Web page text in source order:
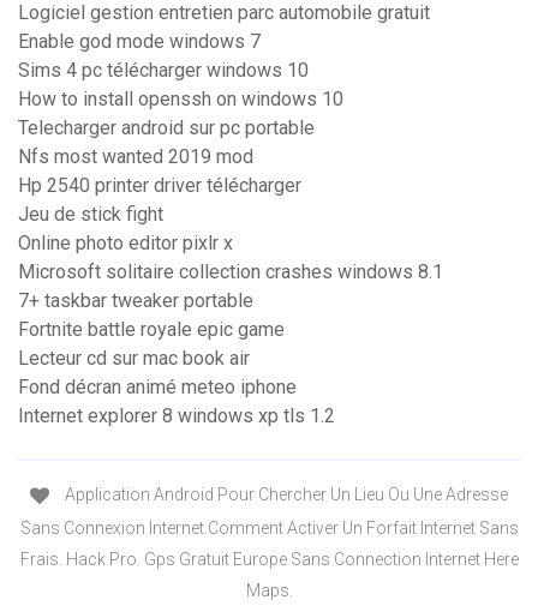
Logiciel gestion entretien parc automobile gratuit
Enable god mode windows 7
Sims 4 pc télécharger windows 10
How to install openssh on windows 10
Telecharger android sur pc portable
Nfs most wanted 2019 mod
Hp 2540 printer driver télécharger
Jeu de stick fight
Online photo editor pixlr x
Microsoft solitaire collection crashes windows 8.1
7+ taskbar tweaker portable
Fortnite battle royale epic game
Lecteur cd sur mac book air
Fond décran animé meteo iphone
Internet explorer 8 windows xp tls 1.2
Application Android Pour Chercher Un Lieu Ou Une Adresse
Sans Connexion Internet.Comment Activer Un Forfait Internet Sans
Frais. Hack Pro. Gps Gratuit Europe Sans Connection Internet Here
Maps.